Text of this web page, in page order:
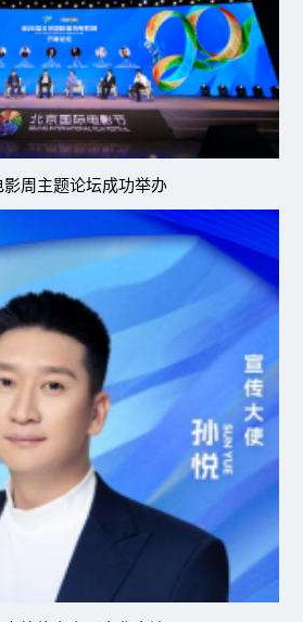
周主题论坛成功举办